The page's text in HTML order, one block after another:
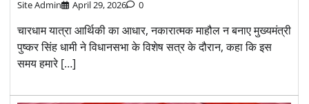
Site Admin April 29, 2026 0
चारधाम यात्रा आर्थिकी का आधार, नकारात्मक माहौल न बनाए मुख्यमंत्री
पुष्कर सिंह धामी ने विधानसभा के विशेष सत्र के दौरान, कहा कि इस
समय हमारे […]